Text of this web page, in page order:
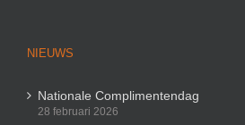
NIEUWS
Nationale Complimentendag
28 februari 2026